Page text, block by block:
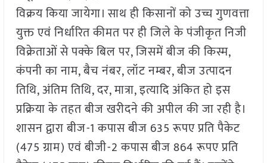
विक्रय किया जायेगा। साथ ही किसानों को उच्च गुणवत्ता
युक्त एवं निर्धारित कीमत पर ही जिले के पंजीकृत निजी
विक्रेताओं से पक्के बिल पर, जिसमें बीज की किस्म,
कंपनी का नाम, बैच नंबर, लॉट नम्बर, बीज उत्पादन
तिथि, अंतिम तिथि, दर, मात्रा, इत्यादि अंकित हो इस
प्रक्रिया के तहत बीज खरीदने की अपील की जा रही है।
शासन द्वारा बीज-1 कपास बीज 635 रूपए प्रति पैकेट
(475 ग्राम) एवं बीजी-2 कपास बीज 864 रूपए प्रति